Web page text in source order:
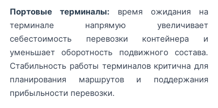
Портовые терминалы: время ожидания на
терминале напрямую увеличивает
себестоимость перевозки контейнера и
уменьшает оборотность подвижного состава.
Стабильность работы терминалов критична для
планирования маршрутов и поддержания
прибыльности перевозки.